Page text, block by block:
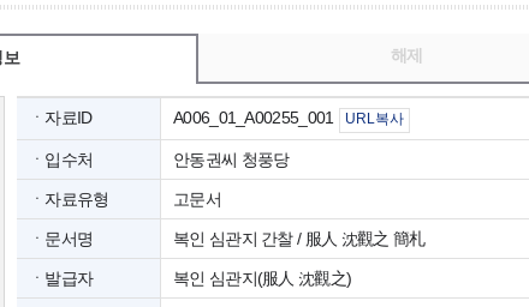
해제
ㆍ자료ID A006_01_A00255_001 URL복사
ㆍ입수처 안동권씨 청풍당
ㆍ자료유형 고문서
ㆍ문서명 복인 심관지 간찰 / 服人 沈觀之 簡札
ㆍ발급자 복인 심관지(服人 沈觀之)